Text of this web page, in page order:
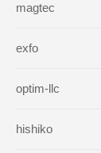
magtec
exfo
optim-llc
hishiko